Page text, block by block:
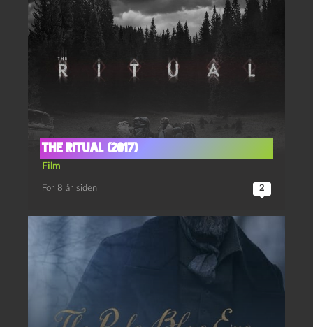
The Ritual (2017)
Film
For 8 år siden 2